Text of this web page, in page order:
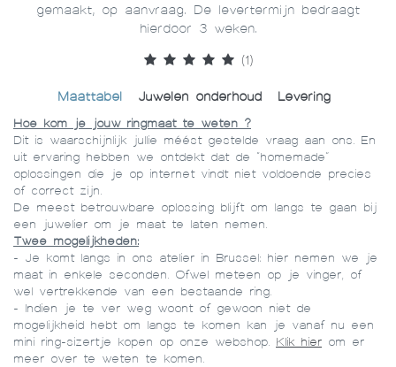
gemaakt, op aanvraag. De levertermijn bedraagt
hierdoor 3 weken.
(1)
Maattabel Juwelen onderhoud Levering
Hoe kom je jouw ringmaat te weten ?
Dit is waarschijnlijk jullie méést gestelde vraag aan ons. En
uit ervaring hebben we ontdekt dat de “homemade”
oplossingen die je op internet vindt niet voldoende precies
of correct zijn.
De meest betrouwbare oplossing blijft om langs te gaan bij
een juwelier om je maat te laten nemen.
Twee mogelijkheden:
- Je komt langs in ons atelier in Brussel: hier nemen we je
maat in enkele seconden. Ofwel meteen op je vinger, of
wel vertrekkende van een bestaande ring.
- Indien je te ver weg woont of gewoon niet de
mogelijkheid hebt om langs te komen kan je vanaf nu een
mini ring-sizertje kopen op onze webshop. Klik hier om er
meer over te weten te komen.